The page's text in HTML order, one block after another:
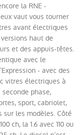
la RNE -
vaut vous tourner
avant électriques
haut de
et des appuis-têtes.
avec le
- avec des
vitres électriques à
phase,
sport, cabriolet,
sur les modèles. Côté
ch, la 1.6 avec 110 ou